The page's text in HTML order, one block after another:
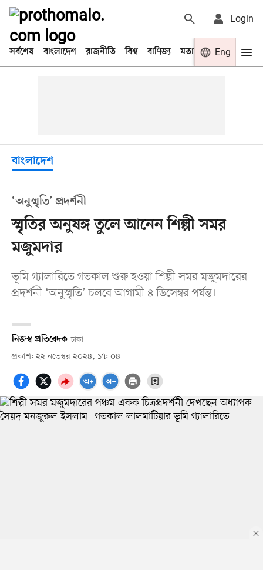
Login
সর্বশেষ বাংলাদেশ রাজনীতি বিশ্ব বাণিজ্য মতামত খেলা
Eng
বাংলাদেশ
‘অনুস্মৃতি’ প্রদর্শনী
স্মৃতির অনুষঙ্গ তুলে আনেন শিল্পী সমর
মজুমদার
ভূমি গ্যালারিতে গতকাল শুরু হওয়া শিল্পী সমর মজুমদারের
প্রদর্শনী ‘অনুস্মৃতি’ চলবে আগামী ৪ ডিসেম্বর পর্যন্ত।
নিজস্ব প্রতিবেদক ঢাকা
প্রকাশ: ২২ নভেম্বর ২০২৪, ১৭: ০৪